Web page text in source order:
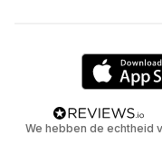
We hebben de echtheid